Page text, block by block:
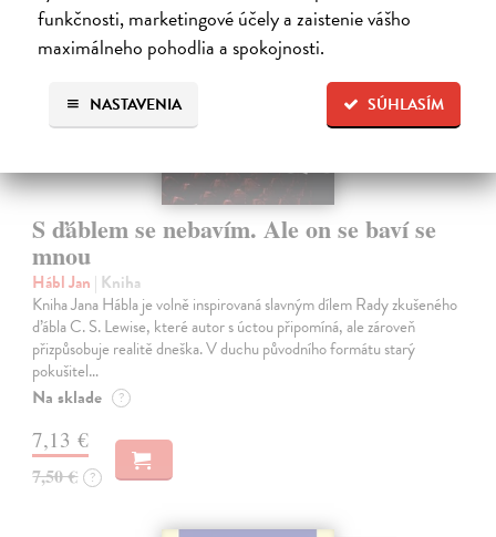
funkčnosti, marketingové účely a zaistenie vášho
maximálneho pohodlia a spokojnosti.
SÚHLASÍM
NASTAVENIA
S ďáblem se nebavím. Ale on se baví se
mnou
Hábl Jan | Kniha
Kniha Jana Hábla je volně inspirovaná slavným dílem Rady zkušeného
ďábla C. S. Lewise, které autor s úctou připomíná, ale zároveň
přizpůsobuje realitě dneška. V duchu původního formátu starý
pokušitel…
Na sklade ?
7,13 €
7,50 € ?